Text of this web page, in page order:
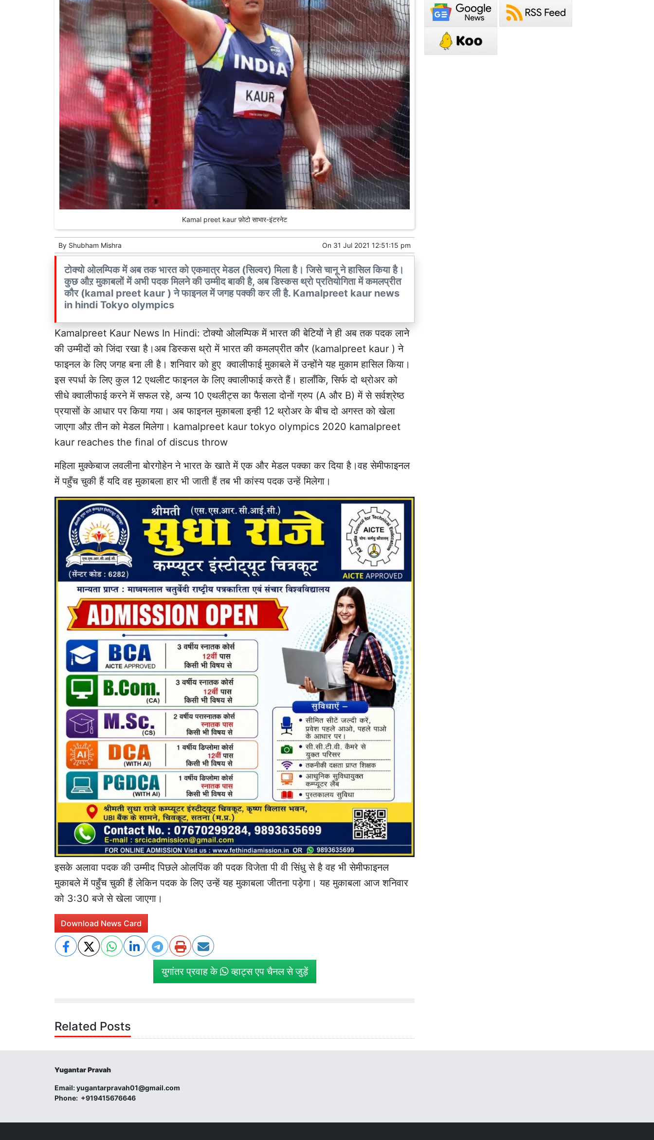
Kamal preet kaur फ़ोटो साभार-इंटरनेट
By Shubham Mishra On 31 Jul 2021 12:51:15 pm
टोक्यो ओलम्पिक में अब तक भारत को एकमात्र मेडल (सिल्वर) मिला है। जिसे चानू ने हासिल किया है।
कुछ औऱ मुकाबलों में अभी पदक मिलने की उम्मीद बाकी है, अब डिस्कस थ्रो प्रतियोगिता में कमलप्रीत
कौर (kamal preet kaur ) ने फाइनल में जगह पक्की कर ली है. Kamalpreet kaur news
in hindi Tokyo olympics
Kamalpreet Kaur News In Hindi: टोक्यो ओलम्पिक में भारत की बेटियों ने ही अब तक पदक लाने
की उम्मीदों को जिंदा रखा है।अब डिस्कस थ्रो में भारत की कमलप्रीत कौर (kamalpreet kaur ) ने
फाइनल के लिए जगह बना ली है। शनिवार को हुए क्वालीफाई मुकाबले में उन्होंने यह मुकाम हासिल किया।
इस स्पर्धा के लिए कुल 12 एथलीट फाइनल के लिए क्वालीफाई करते हैं। हालाँकि, सिर्फ दो थ्रोअर को
सीधे क्वालीफाई करने में सफल रहे, अन्य 10 एथलीट्स का फैसला दोनों ग्रुप (A और B) में से सर्वश्रेष्ठ
प्रयासों के आधार पर किया गया। अब फाइनल मुकाबला इन्ही 12 थ्रोअर के बीच दो अगस्त को खेला
जाएगा औऱ तीन को मेडल मिलेगा। kamalpreet kaur tokyo olympics 2020 kamalpreet
kaur reaches the final of discus throw
महिला मुक्केबाज लवलीना बोरगोहेन ने भारत के खाते में एक और मेडल पक्का कर दिया है।वह सेमीफाइनल
में पहुँच चुकी हैं यदि वह मुकाबला हार भी जाती हैं तब भी कांस्य पदक उन्हें मिलेगा।
इसके अलावा पदक की उम्मीद पिछले ओलपिंक की पदक विजेता पी वी सिंधु से है वह भी सेमीफाइनल
मुकाबले में पहुँच चुकी हैं लेकिन पदक के लिए उन्हें यह मुकाबला जीतना पड़ेगा। यह मुकाबला आज शनिवार
को 3:30 बजे से खेला जाएगा।
Download News Card
युगांतर प्रवाह के व्हाट्स एप चैनल से जुड़ें
Related Posts
Yugantar Pravah
Email:yugantarpravah01@gmail.com
Phone: +919415676646